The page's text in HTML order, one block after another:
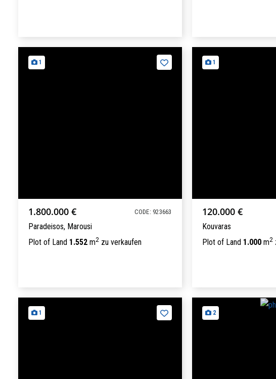
1
1.800.000 € CODE: 923663
Paradeisos, Marousi
Plot of Land 1.552 m2 zu verkaufen
1
120.000 €
Kouvaras
Plot of Land 1.000m2
1 2